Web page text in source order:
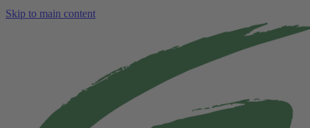
Skip to main content